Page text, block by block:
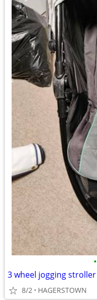
•
3 wheel jogging stroller
8/2 HAGERSTOWN